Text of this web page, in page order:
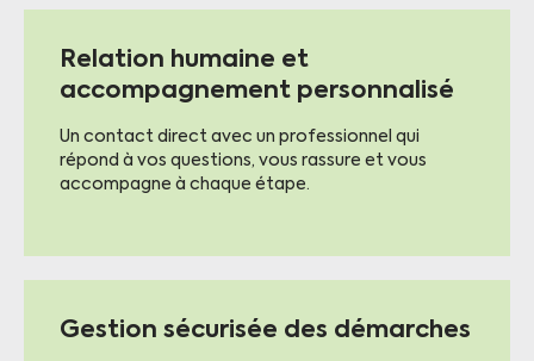
Relation humaine et
accompagnement personnalisé
Un contact direct avec un professionnel qui
répond à vos questions, vous rassure et vous
accompagne à chaque étape.
Gestion sécurisée des démarches